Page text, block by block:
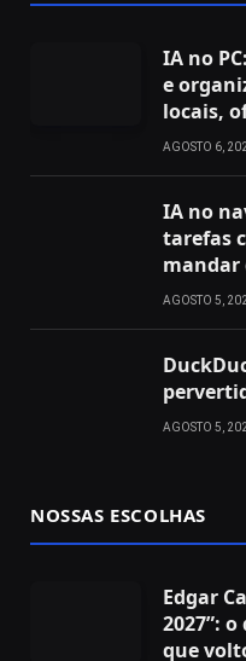
IA no
e
locais,
AGOSTO 6,
IA no
tarefas
mandar
AGOSTO 5,
AGOSTO 5,
NOSSAS ESCOLHAS
Edgar
2027”:
que